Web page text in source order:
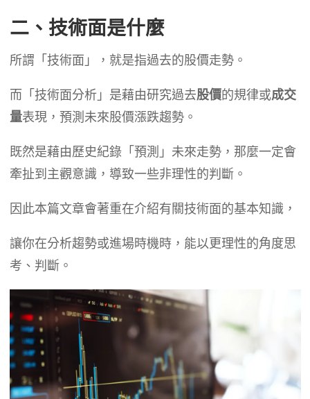
二、技術面是什麼
所謂「技術面」，就是指過去的股價走勢。
而「技術面分析」是藉由研究過去股價的規律或成交
量表現，預測未來股價漲跌趨勢。
既然是藉由歷史紀錄「預測」未來走勢，那麼一定會
牽扯到主觀意識，導致一些非理性的判斷。
因此本篇文章會著重在介紹有關技術面的基本知識，
讓你在分析趨勢或進場時機時，能以更理性的角度思
考、判斷。